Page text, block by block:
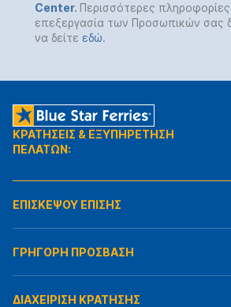
Center. Περισσότερες
επεξεργασία των Προσωπικών σας
να δείτε εδώ.
ΚΡΑΤΗΣΕΙΣ & ΕΞΥΠΗΡΕΤΗΣΗ
ΠΕΛΑΤΩΝ:
ΕΠΙΣΚΕΨΟΥ ΕΠΙΣΗΣ
ΓΡΗΓΟΡΗ ΠΡΟΣΒΑΣΗ
ΔΙΑΧΕΙΡΙΣΗ ΚΡΑΤΗΣΗΣ